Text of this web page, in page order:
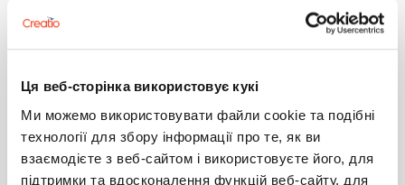
Ця веб-сторінка використовує кукі
Ми можемо використовувати файли cookie та подібні
технології для збору інформації про те, як ви
взаємодієте з веб-сайтом і використовуєте його, для
підтримки та вдосконалення функцій веб-сайту, для
10-тками элементов и вариантов развития.При отладке
бизнес-процессов, очень не хватает на сохраняемой
функционал будет очень востребован. А как считают
участники сообщества, вас тоже посещала такая идея?
Понравилась ли вам эта идея? 31
2